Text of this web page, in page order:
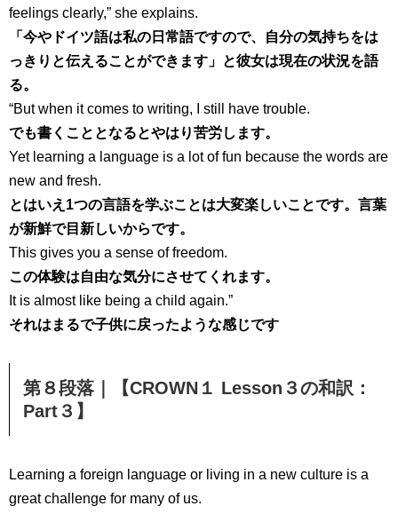
feelings clearly,” she explains.
「今やドイツ語は私の日常語ですので、自分の気持ちをは
っきりと伝えることができます」と彼女は現在の状況を語
る。
“But when it comes to writing, I still have trouble.
でも書くこととなるとやはり苦労します。
Yet learning a language is a lot of fun because the words are
new and fresh.
とはいえ1つの言語を学ぶことは大変楽しいことです。言葉
が新鮮で目新しいからです。
This gives you a sense of freedom.
この体験は自由な気分にさせてくれます。
It is almost like being a child again.”
それはまるで子供に戻ったような感じです
第８段落｜【CROWN１ Lesson３の和訳：
Part３】
Learning a foreign language or living in a new culture is a
great challenge for many of us.